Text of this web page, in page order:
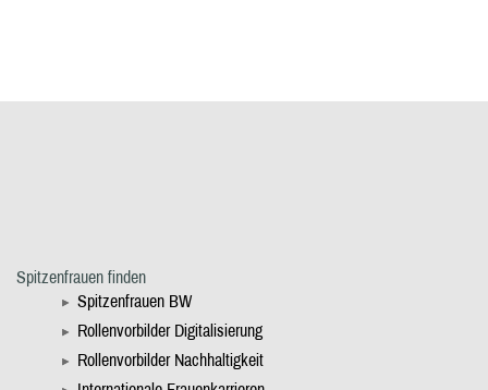
Spitzenfrauen finden
Spitzenfrauen BW
Rollenvorbilder Digitalisierung
Rollenvorbilder Nachhaltigkeit